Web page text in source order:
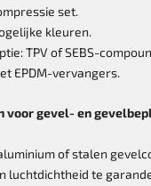
set.
kleuren.
TPV of SEBS-
EPDM-vervangers.
voor gevel- en
of stalen
luchtdichtheid te